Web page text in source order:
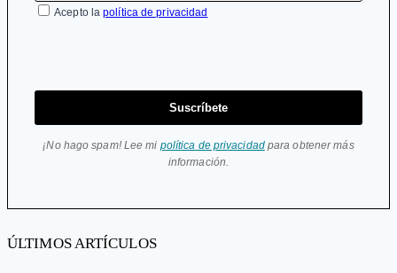
Acepto lapolítica de privacidad
Suscríbete
¡No hago spam! Lee mi política de privacidadpara obtener más
información.
ÚLTIMOS ARTÍCULOS